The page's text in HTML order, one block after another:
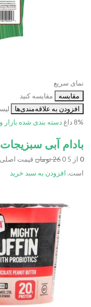
نمای سریع
مقایسه
مقایسه کنید
افزودن به علاقه‌مندی‌ها
8%داغ دسته بندی شده بازار
بادام آبی
0 از 5 0 26 تومان قیمت اصلی 26 تومان بود.
است. افزودن به سبد خرید